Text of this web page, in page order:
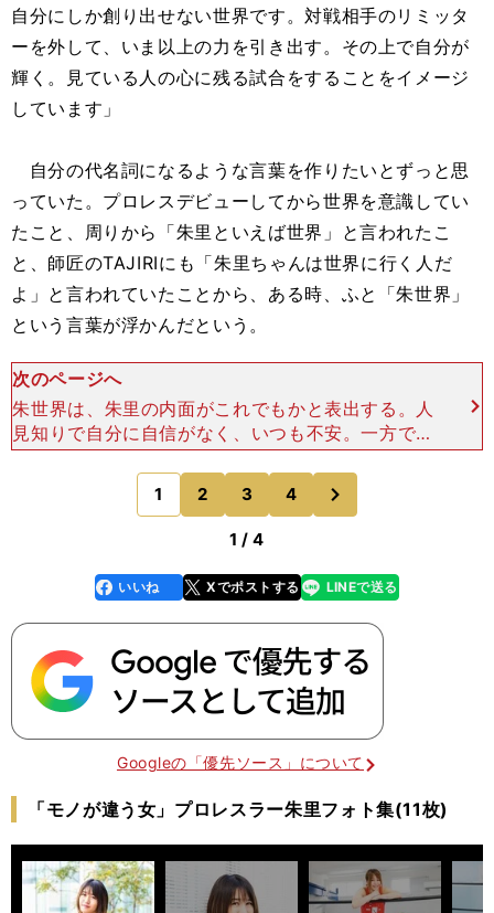
自分にしか創り出せない世界です。対戦相手のリミッタ
ーを外して、いま以上の力を引き出す。その上で自分が
輝く。見ている人の心に残る試合をすることをイメージ
しています」
自分の代名詞になるような言葉を作りたいとずっと思
っていた。プロレスデビューしてから世界を意識してい
たこと、周りから「朱里といえば世界」と言われたこ
と、師匠のTAJIRIにも「朱里ちゃんは世界に行く人だ
よ」と言われていたことから、ある時、ふと「朱世界」
という言葉が浮かんだという。
次のページへ
朱世界は、朱里の内面がこれでもかと表出する。人
見知りで自分に自信がなく、いつも不安。一方で負
けず嫌いでプライドが高く、ダークな一面もある。
朱里のプロレスには、感情や生き様が滲み出る。
「感情は出やすいタ
1 2 3 4
のページへ
1 / 4
faceboo
k
いいね Xでポストする
line LINEで送る
Googleの「優先ソース」について
「モノが違う女」プロレスラー朱里フォト集(11枚)